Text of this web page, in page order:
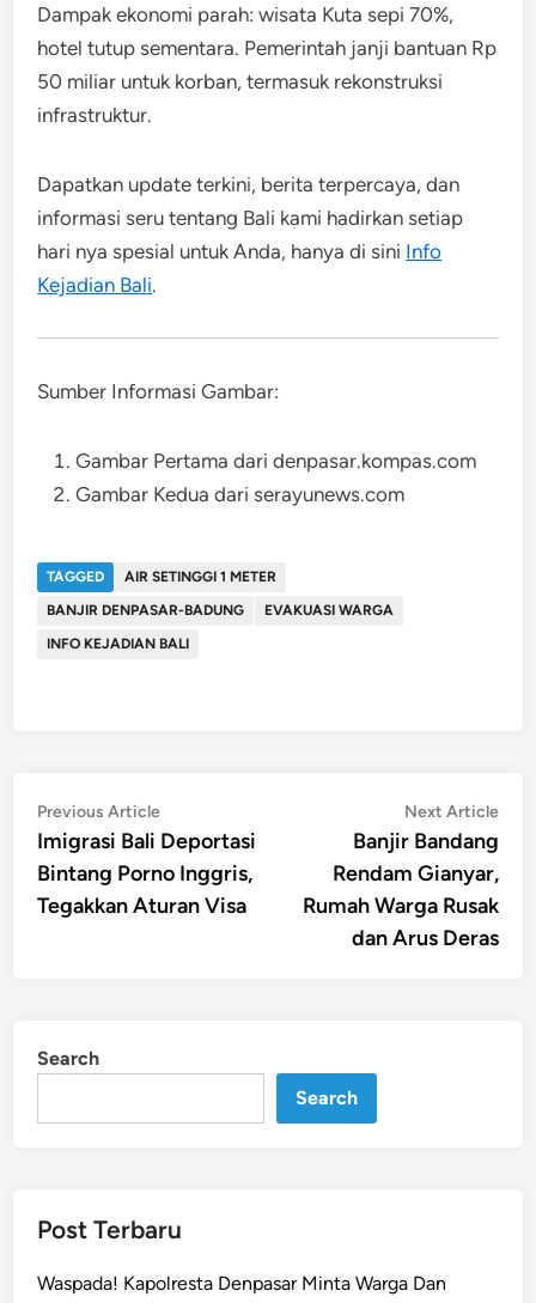
Dampak ekonomi parah: wisata Kuta sepi 70%,
hotel tutup sementara. Pemerintah janji bantuan Rp
50 miliar untuk korban, termasuk rekonstruksi
infrastruktur.
Dapatkan update terkini, berita terpercaya, dan
informasi seru tentang Bali kami hadirkan setiap
hari nya spesial untuk Anda, hanya di sini Info
Kejadian Bali.
Sumber Informasi Gambar:
Gambar Pertama dari denpasar.kompas.com
Gambar Kedua dari serayunews.com
TAGGED
AIR SETINGGI 1 METER
BANJIR DENPASAR-BADUNG
EVAKUASI WARGA
INFO KEJADIAN BALI
Post
navigation
Previous ArticlePrevious
article:
Imigrasi Bali Deportasi
Bintang Porno Inggris,
Tegakkan Aturan Visa
Next Article
Banjir Bandang
Rendam Gianyar,
Rumah Warga Rusak
dan Arus Deras
Search
Search
Post Terbaru
Waspada! Kapolresta Denpasar Minta Warga Dan